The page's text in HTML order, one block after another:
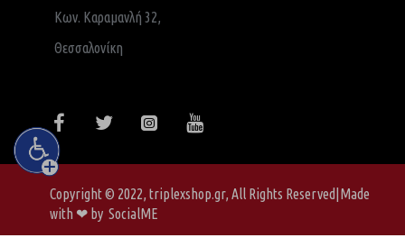
Κων. Καραμανλή 32,
Θεσσαλονίκη
Copyright © 2022, triplexshop.gr, All Rights Reserved|Made
with ❤ by SocialME